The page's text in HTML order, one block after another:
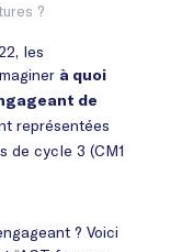
?
les
à quoi
de
représentées
de cycle 3 (CM1
? Voici